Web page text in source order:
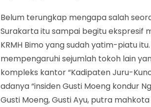
Belum terungkap mengapa salah
Surakarta itu sampai begitu ekspresif
KRMH Bimo yang sudah yatim-piatu
mempengaruhi sejumlah tokoh lain
kompleks kantor “Kadipaten Juru-
adanya “insiden Gusti Moeng kondur
Gusti Moeng, Gusti Ayu, putra